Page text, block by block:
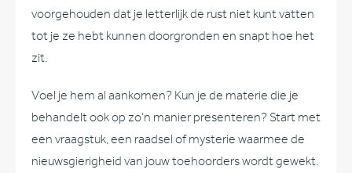
voorgehouden dat je letterlijk de rust niet kunt vatten
tot je ze hebt kunnen doorgronden en snapt hoe het
zit.
Voel je hem al aankomen? Kun je de materie die je
behandelt ook op zo’n manier presenteren? Start met
een vraagstuk, een raadsel of mysterie waarmee de
nieuwsgierigheid van jouw toehoorders wordt gewekt.